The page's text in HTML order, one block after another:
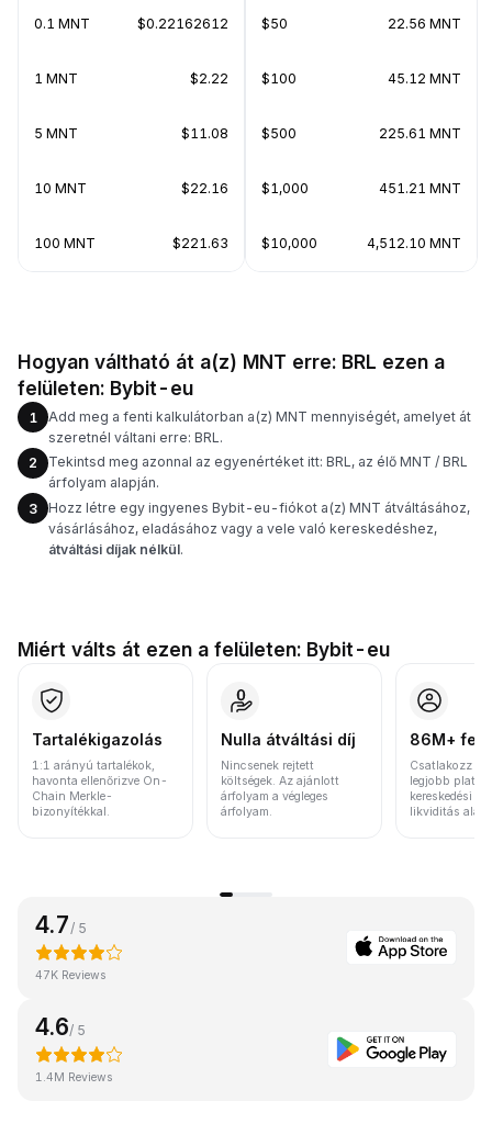
0.1 MNT $0.22162612
1 MNT $2.22
5 MNT $11.08
10 MNT $22.16
100 MNT $221.63
$50 22.56 MNT
$100 45.12 MNT
$500 225.61 MNT
$1,000 451.21 MNT
$10,000 4,512.10 MNT
Hogyan váltható át a(z) MNT erre: BRL ezen a
felületen: Bybit-eu
1
Add meg a fenti kalkulátorban a(z) MNT mennyiségét, amelyet át
szeretnél váltani erre: BRL.
2
Tekintsd meg azonnal az egyenértéket itt: BRL, az élő MNT / BRL
árfolyam alapján.
3
Hozz létre egy ingyenes Bybit-eu-fiókot a(z) MNT átváltásához,
vásárlásához, eladásához vagy a vele való kereskedéshez,
átváltási díjak nélkül.
Miért válts át ezen a felületen: Bybit-eu
Tartalékigazolás
1:1 arányú tartalékok,
havonta ellenőrizve On-
Chain Merkle-
bizonyítékkal.
Nulla átváltási díj
Nincsenek rejtett
költségek. Az ajánlott
árfolyam a végleges
árfolyam.
86M+
Csatlakozz a
legjobb
kereskedési
likviditás
4.7 / 5
47K Reviews
4.6/ 5
1.4M Reviews